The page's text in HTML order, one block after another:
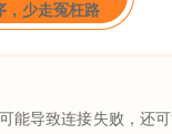
，少走冤枉路
导致连接失败，还